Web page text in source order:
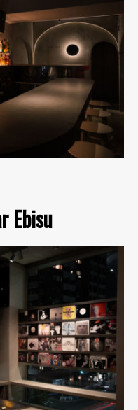
Ebisu